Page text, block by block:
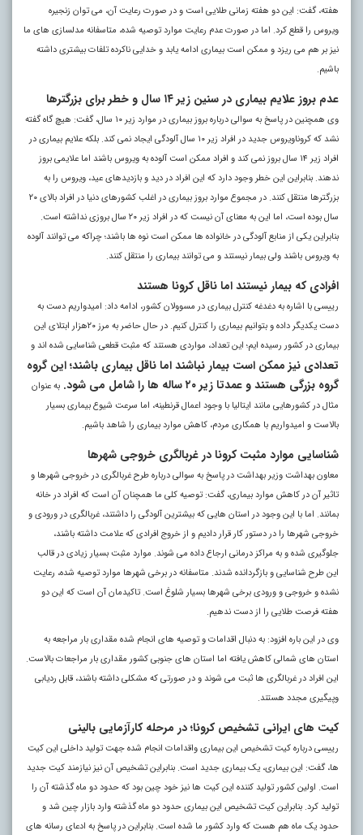
هفته، گفت: این دو هفته زمانی طلایی است و در صورت رعایت آن، می توان زنجیره
ویروس را قطع کرد. اما در صورت عدم رعایت موارد توصیه شده، متاسفانه مدلسازی های ما
نیز بر هم می ریزد و ممکن است بیماری ادامه یابد و خدایی ناکرده تلفات بیشتری داشته
باشیم.
عدم بروز علایم بیماری در سنین زیر ۱۴ سال و خطر برای بزرگترها
وی همچنین در پاسخ به سوالی درباره بروز بیماری در موارد زیر ۱۰ سال، گفت: هیچ گاه گفته
نشد که کروناویروس جدید در افراد زیر ۱۰ سال آلودگی ایجاد نمی کند. بلکه علایم بیماری در
افراد زیر ۱۴ سال بروز نمی کند و افراد ممکن است آلوده به ویروس باشند اما علایمی بروز
ندهند. بنابراین این خطر وجود دارد که این افراد در دید و بازدیدهای عید، ویروس را به
بزرگترها منتقل کنند. در مجموع موارد بروز بیماری در اغلب کشورهای دنیا در افراد بالای ۲۰
سال بوده است، اما این به معنای آن نیست که در افراد زیر ۲۰ سال بروزی نداشته است.
بنابراین یکی از منابع آلودگی در خانواده ها ممکن است نوه ها باشند؛ چراکه می توانند آلوده
به ویروس باشند ولی بیمار نیستند و می توانند بیماری را منتقل کنند.
افرادی که بیمار نیستند اما ناقل کرونا هستند
رییسی با اشاره به دغدغه کنترل بیماری در مسوولان کشور، ادامه داد: امیدواریم دست به
دست یکدیگر داده و بتوانیم بیماری را کنترل کنیم. در حال حاضر به مرز ۲۰هزار ابتلای این
بیماری در کشور رسیده ایم؛ این تعداد، مواردی هستند که مثبت قطعی شناسایی شده اند و
تعدادی نیز ممکن است بیمار نباشند اما ناقل بیماری باشند؛ این گروه
گروه بزرگی هستند و عمدتا زیر ۲۰ ساله ها را شامل می شود.
به عنوان
مثال در کشورهایی مانند ایتالیا با وجود اعمال قرنطینه، اما سرعت شیوع بیماری بسیار
بالاست و امیدواریم با همکاری مردم، کاهش موارد بیماری را شاهد باشیم.
شناسایی موارد مثبت کرونا در غربالگری خروجی شهرها
معاون بهداشت وزیر بهداشت در پاسخ به سوالی درباره طرح غربالگری در خروجی شهرها و
تاثیر آن در کاهش موارد بیماری، گفت: توصیه کلی ما همچنان آن است که افراد در خانه
بمانند. اما با این وجود در استان هایی که بیشترین آلودگی را داشتند، غربالگری در ورودی و
خروجی شهرها را در دستور کار قرار دادیم و از خروج افرادی که علامت داشته باشند،
جلوگیری شده و به مراکز درمانی ارجاع داده می شوند. موارد مثبت بسیار زیادی در قالب
این طرح شناسایی و بازگردانده شدند. متاسفانه در برخی شهرها موارد توصیه شده، رعایت
نشده و خروجی و ورودی برخی شهرها بسیار شلوغ است. تاکیدمان آن است که این دو
هفته فرصت طلایی را از دست ندهیم.
وی در این باره افزود: به دنبال اقدامات و توصیه های انجام شده مقداری بار مراجعه به
استان های شمالی کاهش یافته اما استان های جنوبی کشور مقداری بار مراجعات بالاست.
این افراد در غربالگری ها ثبت می شوند و در صورتی که مشکلی داشته باشند، قابل ردیابی
وپیگیری مجدد هستند.
کیت های ایرانی تشخیص کرونا؛ در مرحله کارآزمایی بالینی
رییسی درباره کیت تشخیص این بیماری واقدامات انجام شده جهت تولید داخلی این کیت
ها، گفت: این بیماری، یک بیماری جدید است. بنابراین تشخیص آن نیز نیازمند کیت جدید
است. اولین کشور تولید کننده این کیت ها نیز خود چین بود که حدود دو ماه گذشته آن را
تولید کرد. بنابراین کیت تشخیص این بیماری حدود دو ماه گذشته وارد بازار چین شد و
حدود یک ماه هم هست که وارد کشور ما شده است. بنابراین در پاسخ به ادعای رسانه های